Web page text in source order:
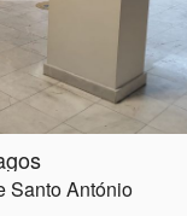
Santo António